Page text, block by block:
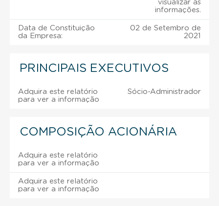
visualizar as
informações.
Data de Constituição
da Empresa:
02 de Setembro de
2021
PRINCIPAIS EXECUTIVOS
Adquira este relatório
para ver a informação
Sócio-Administrador
COMPOSIÇÃO ACIONÁRIA
Adquira este relatório
para ver a informação
Adquira este relatório
para ver a informação